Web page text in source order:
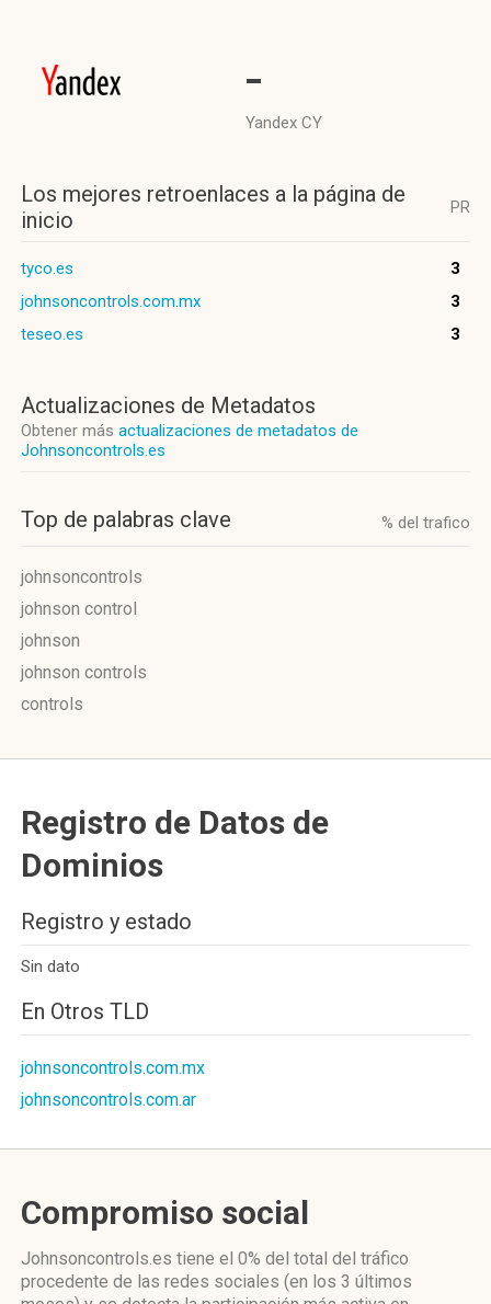
-
Yandex CY
Los mejores retroenlaces a la página de
inicio
PR
tyco.es
3
johnsoncontrols.com.mx
3
teseo.es
3
Actualizaciones de Metadatos
Obtener más actualizaciones de metadatos de
Johnsoncontrols.es
Top de palabras clave % del trafico
johnsoncontrols
johnson control
johnson
johnson controls
controls
Registro de Datos de
Dominios
Registro y estado
Sin dato
En Otros TLD
johnsoncontrols.com.mx
johnsoncontrols.com.ar
Compromiso social
Johnsoncontrols.es tiene el 0% del total del tráfico
procedente de las redes sociales (en los 3 últimos